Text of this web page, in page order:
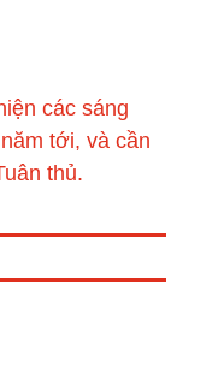
các sáng
tới, và cần
thủ.​